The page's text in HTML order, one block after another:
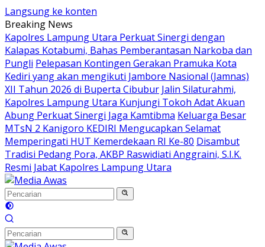
Langsung ke konten
Breaking News
Kapolres Lampung Utara Perkuat Sinergi dengan
Kalapas Kotabumi, Bahas Pemberantasan Narkoba dan
Pungli Pelepasan Kontingen Gerakan Pramuka Kota
Kediri yang akan mengikuti Jambore Nasional (Jamnas)
XII Tahun 2026 di Buperta Cibubur Jalin Silaturahmi,
Kapolres Lampung Utara Kunjungi Tokoh Adat Akuan
Abung Perkuat Sinergi Jaga Kamtibma Keluarga Besar
MTsN 2 Kanigoro KEDIRI Mengucapkan Selamat
Memperingati HUT Kemerdekaan RI Ke-80 Disambut
Tradisi Pedang Pora, AKBP Raswidiati Anggraini, S.I.K.
Resmi Jabat Kapolres Lampung Utara